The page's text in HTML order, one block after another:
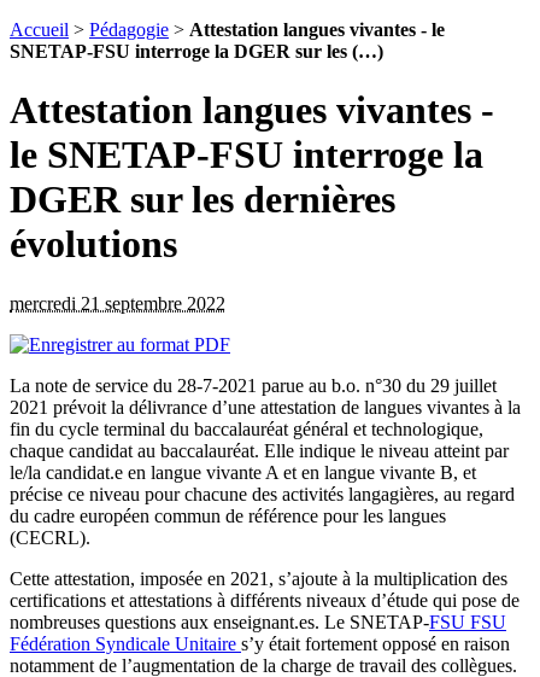
Accueil > Pédagogie > Attestation langues vivantes - le
SNETAP-FSU interroge la DGER sur les (…)
Attestation langues vivantes -
le SNETAP-FSU interroge la
DGER sur les dernières
évolutions
mercredi 21 septembre 2022
La note de service du 28-7-2021 parue au b.o. n°30 du 29 juillet
2021 prévoit la délivrance d’une attestation de langues vivantes à la
fin du cycle terminal du baccalauréat général et technologique,
chaque candidat au baccalauréat. Elle indique le niveau atteint par
le/la candidat.e en langue vivante A et en langue vivante B, et
précise ce niveau pour chacune des activités langagières, au regard
du cadre européen commun de référence pour les langues
(CECRL).
Cette attestation, imposée en 2021, s’ajoute à la multiplication des
certifications et attestations à différents niveaux d’étude qui pose de
nombreuses questions aux enseignant.es. Le SNETAP-FSU FSU
Fédération Syndicale Unitaire s’y était fortement opposé en raison
notamment de l’augmentation de la charge de travail des collègues.